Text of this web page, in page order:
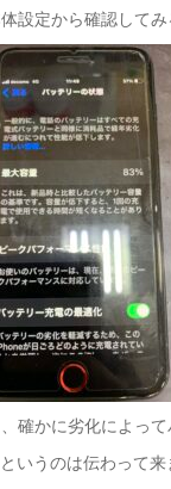
設定から確認してみ
確かに劣化によっ
いうのは伝わって来